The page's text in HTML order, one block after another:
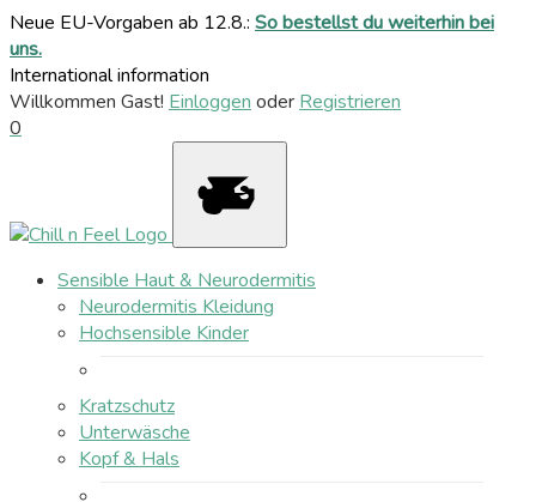
Neue EU-Vorgaben ab 12.8.: So bestellst du weiterhin bei
uns.
International information
Willkommen Gast! Einloggen oder Registrieren
0
Sensible Haut & Neurodermitis
Neurodermitis Kleidung
Hochsensible Kinder
Kratzschutz
Unterwäsche
Kopf & Hals